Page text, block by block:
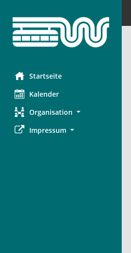
Startseite
Kalender
Organisation
Impressum